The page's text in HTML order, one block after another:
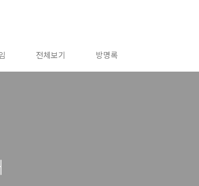
전체보기 방명록